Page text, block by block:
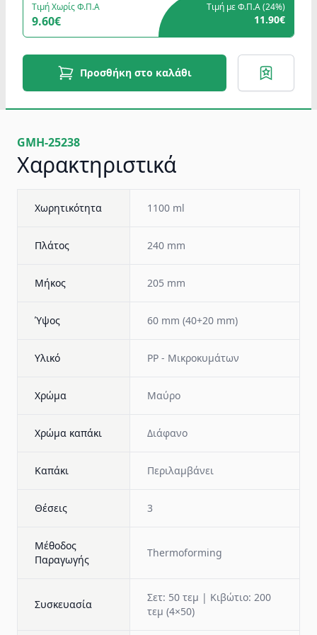
Τιμή Χωρίς Φ.Π.Α
9.60€
Τιμή με Φ.Π.Α (24%)
11.90€
Προσθήκη στο καλάθι
GMH-25238
Χαρακτηριστικά
Χωρητικότητα 1100 ml
Πλάτος 240 mm
Μήκος 205 mm
Ύψος 60 mm (40+20 mm)
Υλικό PP - Μικροκυμάτων
Χρώμα Μαύρο
Χρώμα καπάκι Διάφανο
Καπάκι Περιλαμβάνει
Θέσεις 3
Μέθοδος
Παραγωγής
Thermoforming
Συσκευασία
Σετ: 50 τεμ | Κιβώτιο: 200
τεμ (4×50)